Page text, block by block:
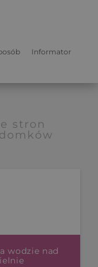
Informator
stron
wodzie nad